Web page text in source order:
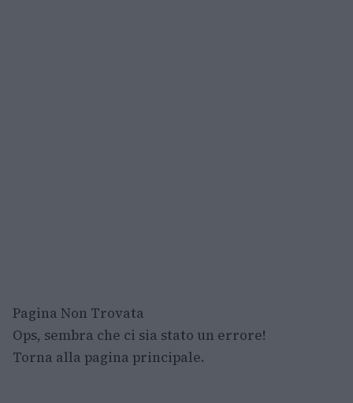
Pagina Non Trovata
Ops, sembra che ci sia stato un errore!
Torna alla pagina principale.